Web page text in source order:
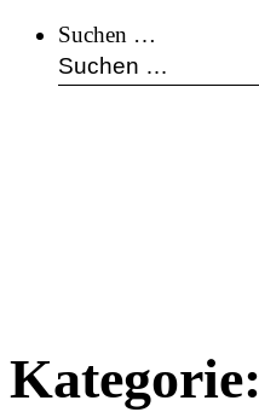
Suchen …
Kategorie: